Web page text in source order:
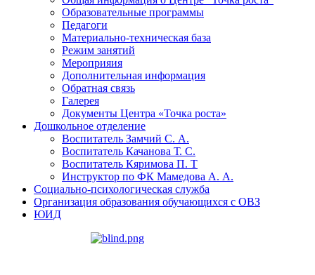
Образовательные программы
Педагоги
Материально-техническая база
Режим занятий
Мероприяия
Дополнительная информация
Обратная связь
Галерея
Документы Центра «Точка роста»
Дошкольное отделение
Воспитатель Замчий С. А.
Воспитатель Качанова Т. С.
Воспитатель Кяримова П. Т
Инструктор по ФК Мамедова А. А.
Социально-психологическая служба
Организация образования обучающихся с ОВЗ
ЮИД